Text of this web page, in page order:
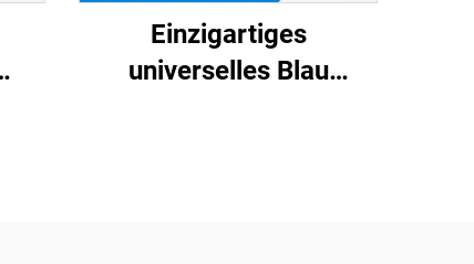
Einzigartiges
universelles Blau